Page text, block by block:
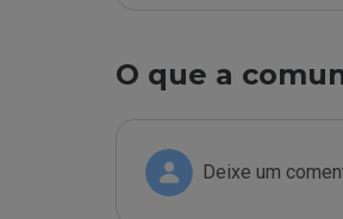
O que a
Deixe um